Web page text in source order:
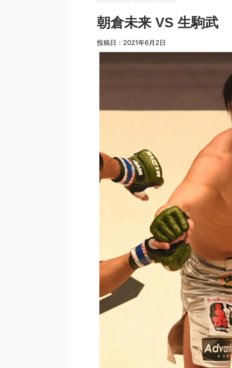
朝倉未来 VS 生駒武
投稿日： 2021年6月2日